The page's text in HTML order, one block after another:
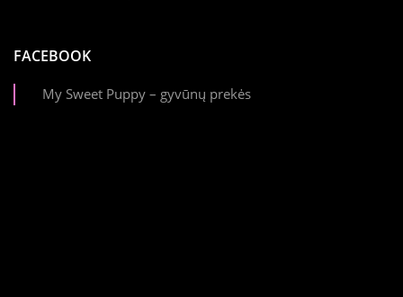
FACEBOOK
My Sweet Puppy – gyvūnų prekės